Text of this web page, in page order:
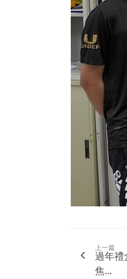
上一篇
過年禮
焦...